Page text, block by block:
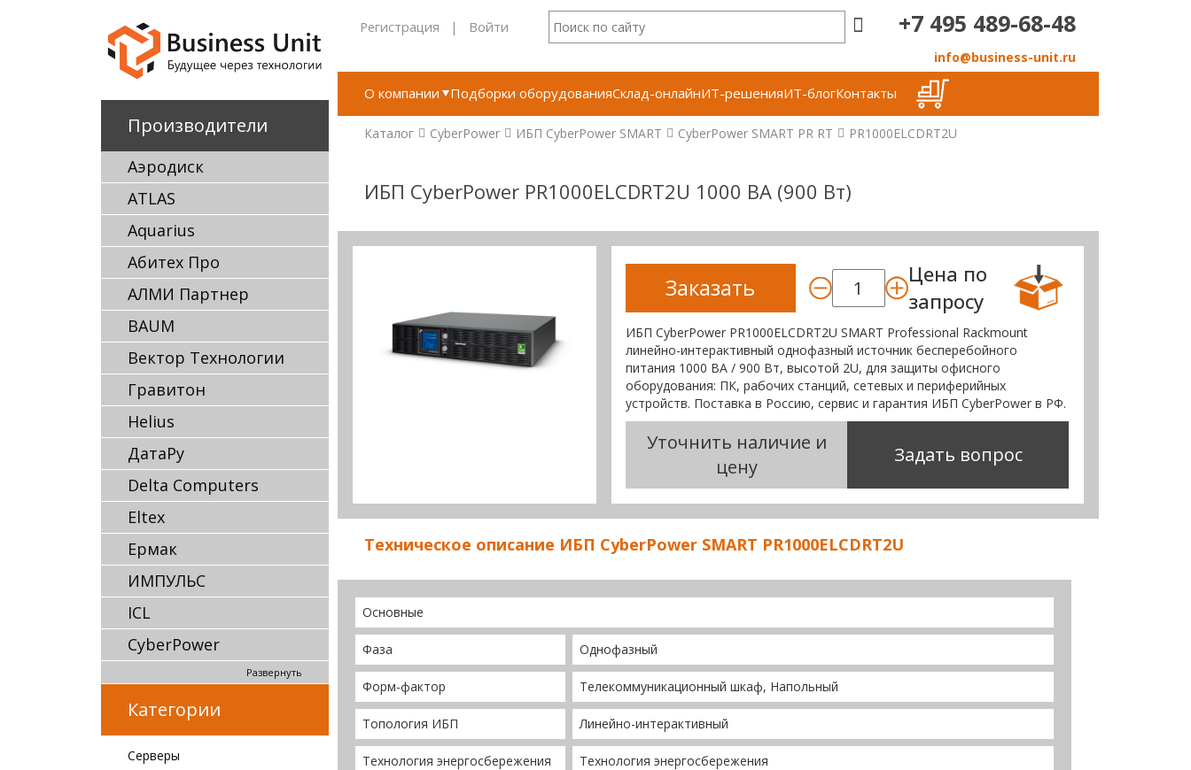
Производители
Аэродиск
ATLAS
Aquarius
Абитех Про
АЛМИ Партнер
BAUM
Вектор Технологии
Гравитон
Helius
ДатаРу
Delta Computers
Eltex
Ермак
ИМПУЛЬС
ICL
CyberPower
Развернуть
Категории
Серверы
Регистрация | Войти +7 495 489-68-48
info@business-unit.ru
О компании Подборки оборудованияСклад-онлайнИТ-решенияИТ-блогКонтакты
Каталог CyberPower ИБП CyberPower SMART CyberPower SMART PR RT PR1000ELCDRT2U
ИБП CyberPower PR1000ELCDRT2U 1000 ВА (900 Вт)
Заказать
Цена по
запросу
ИБП CyberPower PR1000ELCDRT2U SMART Professional Rackmount
линейно-интерактивный однофазный источник бесперебойного
питания 1000 ВА / 900 Вт, высотой 2U, для защиты офисного
оборудования: ПК, рабочих станций, сетевых и периферийных
устройств. Поставка в Россию, сервис и гарантия ИБП CyberPower в РФ.
Уточнить наличие и
цену
Задать вопрос
Техническое описание ИБП CyberPower SMART PR1000ELCDRT2U
Основные
Фаза Однофазный
Форм-фактор Телекоммуникационный шкаф, Напольный
Топология ИБП Линейно-интерактивный
Технология энергосбережения Технология энергосбережения